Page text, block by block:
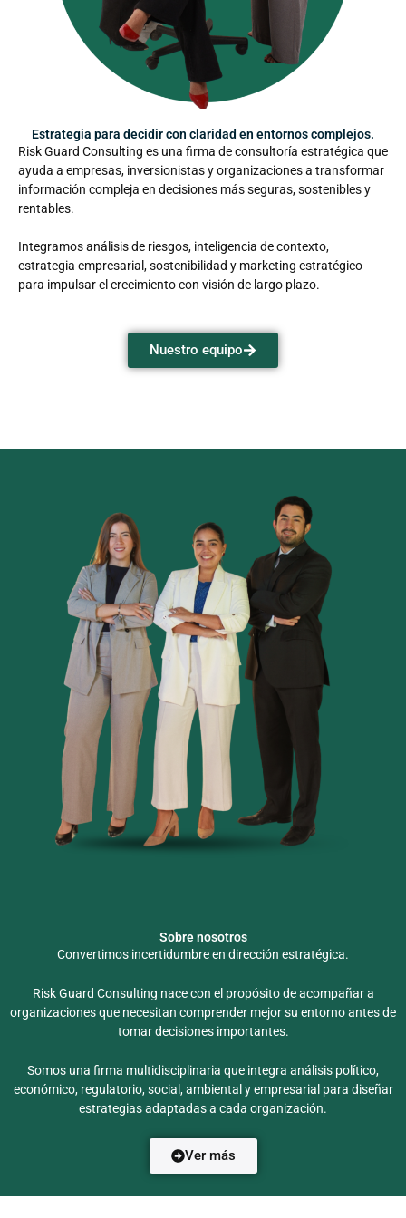
Estrategia para decidir con claridad en entornos complejos.
Risk Guard Consulting es una firma de consultoría estratégica que
ayuda a empresas, inversionistas y organizaciones a transformar
información compleja en decisiones más seguras, sostenibles y
rentables.
Integramos análisis de riesgos, inteligencia de contexto,
estrategia empresarial, sostenibilidad y marketing estratégico
para impulsar el crecimiento con visión de largo plazo.
Nuestro equipo
Sobre nosotros
Convertimos incertidumbre en dirección estratégica.
Risk Guard Consulting nace con el propósito de acompañar a
organizaciones que necesitan comprender mejor su entorno antes de
tomar decisiones importantes.
Somos una firma multidisciplinaria que integra análisis político,
económico, regulatorio, social, ambiental y empresarial para diseñar
estrategias adaptadas a cada organización.
Ver más